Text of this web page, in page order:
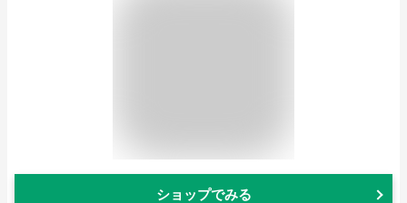
ショップでみる